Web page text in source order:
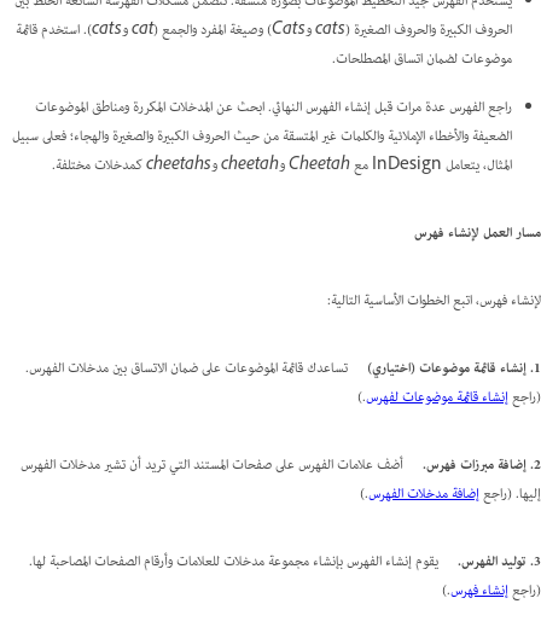
الحروف الكبيرة والحروف الصغيرة (catsوCats) وصيغة المفرد والجمع (catوcats). استخدم قائمة
موضوعات لضمان اتساق المصطلحات.
راجع الفهرس عدة مرات قبل إنشاء الفهرس النهائي. ابحث عن المدخلات المكررة ومناطق الموضوعات
الضعيفة والأخطاء الإملائية والكلمات غير المتسقة من حيث الحروف الكبيرة والصغيرة والهجاء؛ فعلى سبيل
المثال، يتعامل InDesign مع
Cheetahوcheetahوcheetahsكمدخلات مختلفة.
مسار العمل لإنشاء فهرس
لإنشاء فهرس، اتبع الخطوات الأساسية التالية:
1. إنشاء قائمة موضوعات (اختياري)
تساعدك قائمة الموضوعات على ضمان الاتساق بين مدخلات الفهرس.
(راجعإنشاء قائمة موضوعات لفهرس.)
2. إضافة مبرزات فهرس.
أضف علامات الفهرس على صفحات المستند التي تريد أن تشير مدخلات الفهرس
إليها. (راجعإضافة مدخلات الفهرس.)
3. توليد الفهرس.
يقوم إنشاء الفهرس بإنشاء مجموعة مدخلات للعلامات وأرقام الصفحات المصاحبة لها.
(راجعإنشاء فهرس.)